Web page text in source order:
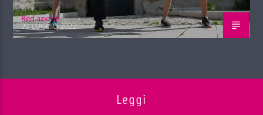
Red.azione
20 LUGLIO 2022
Leggi